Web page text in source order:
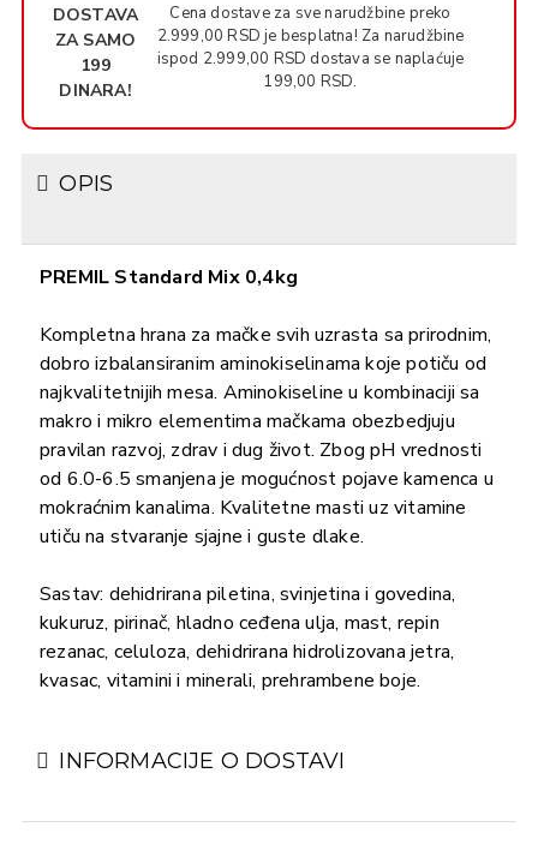
DOSTAVA
ZA SAMO
199
DINARA!
Cena dostave za sve narudžbine preko
2.999,00 RSD je besplatna! Za narudžbine
ispod 2.999,00 RSD dostava se naplaćuje
199,00 RSD.
OPIS
PREMIL Standard Mix 0,4kg
Kompletna hrana za mačke svih uzrasta sa prirodnim,
dobro izbalansiranim aminokiselinama koje potiču od
najkvalitetnijih mesa. Aminokiseline u kombinaciji sa
makro i mikro elementima mačkama obezbedjuju
pravilan razvoj, zdrav i dug život. Zbog pH vrednosti
od 6.0-6.5 smanjena je mogućnost pojave kamenca u
mokraćnim kanalima. Kvalitetne masti uz vitamine
utiču na stvaranje sjajne i guste dlake.
Sastav: dehidrirana piletina, svinjetina i govedina,
kukuruz, pirinač, hladno ceđena ulja, mast, repin
rezanac, celuloza, dehidrirana hidrolizovana jetra,
kvasac, vitamini i minerali, prehrambene boje.
INFORMACIJE O DOSTAVI